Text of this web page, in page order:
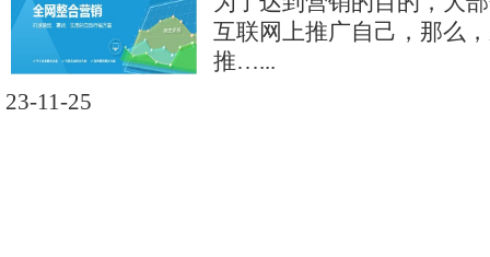
互联网上推广自己，那么
推…...
23-11-25